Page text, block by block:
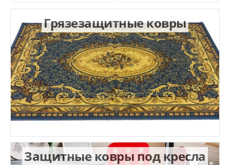
Грязезащитные ковры
Защитные ковры под кресла